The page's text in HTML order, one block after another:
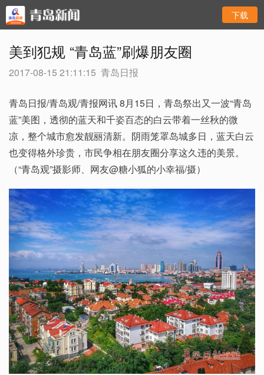
下载
美到犯规 “青岛蓝”刷爆朋友圈
2017-08-15 21:11:15 青岛日报
青岛日报/青岛观/青报网讯 8月15日，青岛祭出又一波“青岛
蓝”美图，透彻的蓝天和千姿百态的白云带着一丝秋的微
凉，整个城市愈发靓丽清新。阴雨笼罩岛城多日，蓝天白云
也变得格外珍贵，市民争相在朋友圈分享这久违的美景。
（“青岛观”摄影师、网友@糖小狐的小幸福/摄）